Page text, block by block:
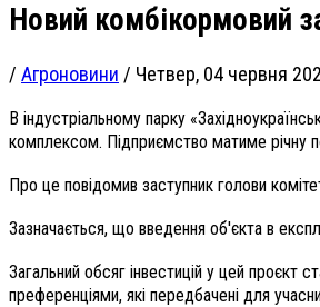
Новий комбікормовий
/ Агроновини / Четвер, 04 червня
В індустріальному парку
комплексом. Підприємство матиме річну
Про це повідомив заступник голови
Зазначається, що введення об'єкта в
Загальний обсяг інвестицій у цей проєкт
преференціями, які передбачені для